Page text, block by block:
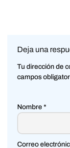
Deja una
Tu dirección de
campos
Nombre *
Correo